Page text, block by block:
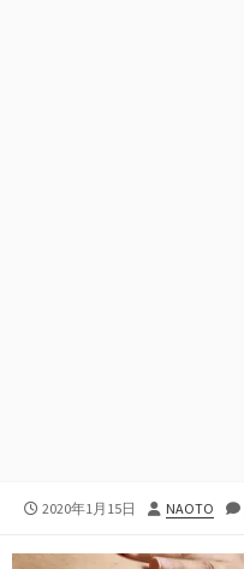
公
日
2020年1月15日
投
者
NAOTO